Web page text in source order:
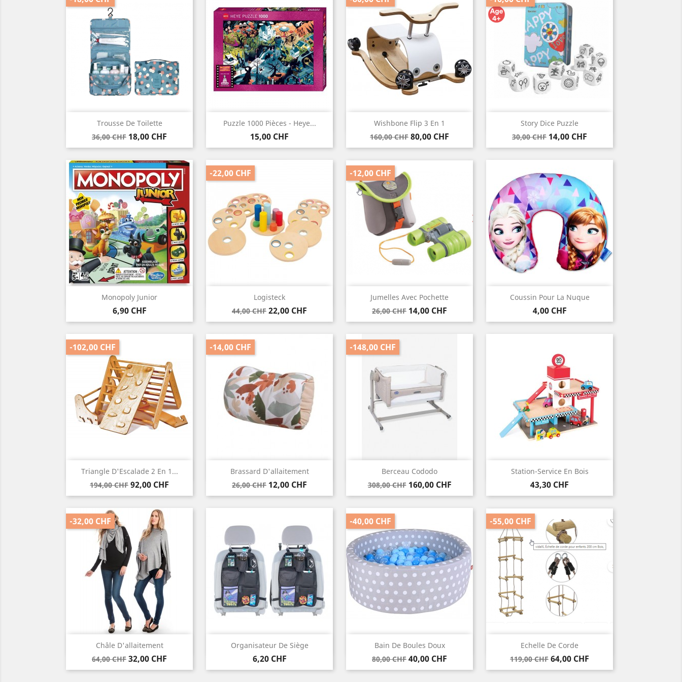
Trousse De Toilette
Verkaufspreis
36,00 CHF Preis
18,00 CHF
Vorschau Puzzle 1000 Pièces - Heye...
Preis
15,00 CHF
Vorschau Wishbone Flip 3 En 1
Verkaufspreis
160,00 CHF Preis
80,00 CHF
Vorschau Story Dice Puzzle
Verkaufspreis
30,00 CHF Preis
14,00 CHF
Vorschau
Monopoly Junior
Preis
6,90 CHF
Vorschau Logisteck
Verkaufspreis
44,00 CHF Preis
22,00 CHF
-22,00 CHF
Vorschau Jumelles Avec Pochette
Verkaufspreis
26,00 CHF Preis
14,00 CHF
-12,00 CHF
Vorschau Coussin Pour La Nuque
Preis
4,00 CHF
 Vorschau
Triangle D'Escalade 2 En 1...
Verkaufspreis
194,00 CHF Preis
92,00 CHF
-102,00 CHF
Vorschau Brassard D'allaitement
Verkaufspreis
26,00 CHF Preis
12,00 CHF
-14,00 CHF
Vorschau Berceau Cododo
Verkaufspreis
308,00 CHF Preis
160,00 CHF
-148,00 CHF
Vorschau Station-Service En Bois
Preis
43,30 CHF
Vorschau
Châle D'allaitement
Verkaufspreis
64,00 CHF Preis
32,00 CHF
-32,00 CHF
 Vorschau Organisateur De Siège
Preis
6,20 CHF
Vorschau Bain De Boules Doux
Verkaufspreis
80,00 CHF Preis
40,00 CHF
-40,00 CHF
Vorschau Echelle De Corde
Verkaufspreis
119,00 CHF Preis
64,00 CHF
-55,00 CHF
Vorschau